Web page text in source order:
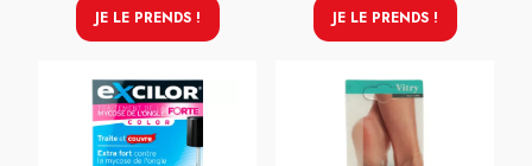
JE LE PRENDS ! JE LE PRENDS !